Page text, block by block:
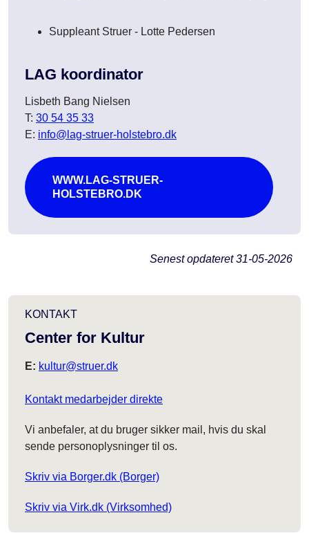
Suppleant Struer - Lotte Pedersen
LAG koordinator
Lisbeth Bang Nielsen
T: 30 54 35 33
E: info@lag-struer-holstebro.dk
WWW.LAG-STRUER-
HOLSTEBRO.DK
Senest opdateret31-05-2026
KONTAKT
Center for Kultur
E: kultur@struer.dk
Kontakt medarbejder direkte
Vi anbefaler, at du bruger sikker mail, hvis du skal
sende personoplysninger til os.
Skriv via Borger.dk (Borger)
Skriv via Virk.dk (Virksomhed)